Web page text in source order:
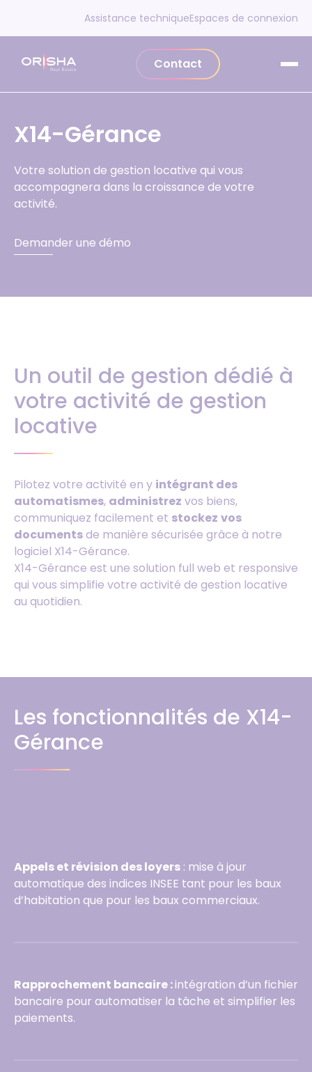
Assistance techniqueEspaces de connexion
Contact
X14-Gérance
Votre solution de gestion locative qui vous
accompagnera dans la croissance de votre
activité.
Demander une démo
Un outil de gestion dédié à
votre activité de gestion
locative
Pilotez votre activité en y intégrant des
automatismes, administrez vos biens,
communiquez facilement et stockez vos
documentsde manière sécurisée grâce à notre
logiciel X14-Gérance.
X14-Gérance est une solution full web et responsive
qui vous simplifie votre activité de gestion locative
au quotidien.
Les fonctionnalités de X14-
Gérance
Appels et révision des loyers : mise à jour
automatique des indices INSEE tant pour les baux
d’habitation que pour les baux commerciaux.
Rapprochement bancaire :intégration d’un fichier
bancaire pour automatiser la tâche et simplifier les
paiements.